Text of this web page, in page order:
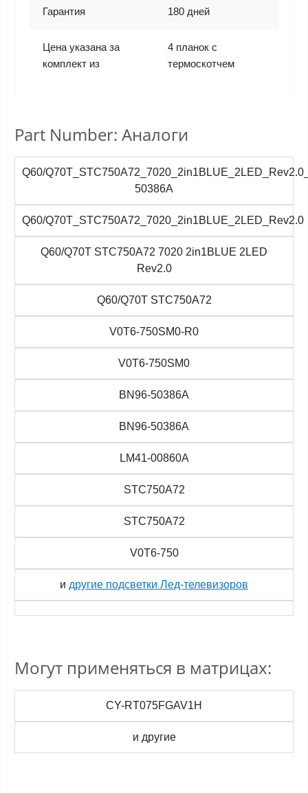
Гарантия 180 дней
Цена указана за
комплект из
4 планок с
термоскотчем
Part Number: Аналоги
Q60/
50386A
Q60/Q70T_STC750A72_7020_2in1BLUE_2LED_Rev2.0
Q60/Q70T STC750A72 7020 2in1BLUE 2LED
Rev2.0
Q60/Q70T STC750A72
V0T6-750SM0-R0
V0T6-750SM0
BN96-50386A
BN96-50386A
LM41-00860A
STC750A72
STC750A72
V0T6-750
и другие подсветки Лед-телевизоров
Могут применяться в матрицах:
CY-RT075FGAV1H
и другие